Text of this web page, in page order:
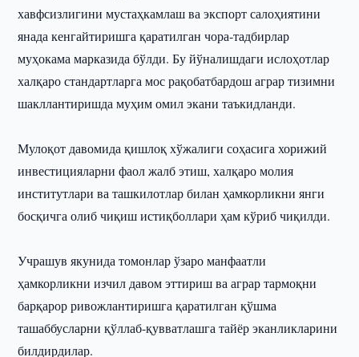
хавфсизлигини мустаҳкамлаш ва экспорт салоҳиятини
янада кенгайтиришга қаратилган чора-тадбирлар
муҳокама марказида бўлди. Бу йўналишдаги ислоҳотлар
халқаро стандартларга мос рақобатбардош аграр тизимни
шакллантиришда муҳим омил экани таъкидланди.
Мулоқот давомида қишлоқ хўжалиги соҳасига хорижий
инвестицияларни фаол жалб этиш, халқаро молия
институтлари ва ташкилотлар билан ҳамкорликни янги
босқичга олиб чиқиш истиқболлари ҳам кўриб чиқилди.
Учрашув якунида томонлар ўзаро манфаатли
ҳамкорликни изчил давом эттириш ва аграр тармоқни
барқарор ривожлантиришга қаратилган қўшма
ташаббусларни қўллаб-қувватлашга тайёр эканликларини
билдирдилар.